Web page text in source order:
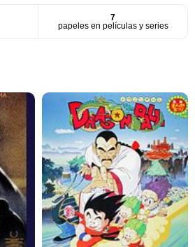
7
papeles en películas y series